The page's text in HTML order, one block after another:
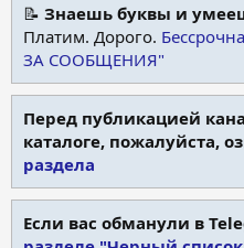
📝 Знаешь буквы и
Платим. Дорого.
ЗА СООБЩЕНИЯ"
Перед публикацией
каталоге, пожалуйста,
раздела
Если вас обманули в